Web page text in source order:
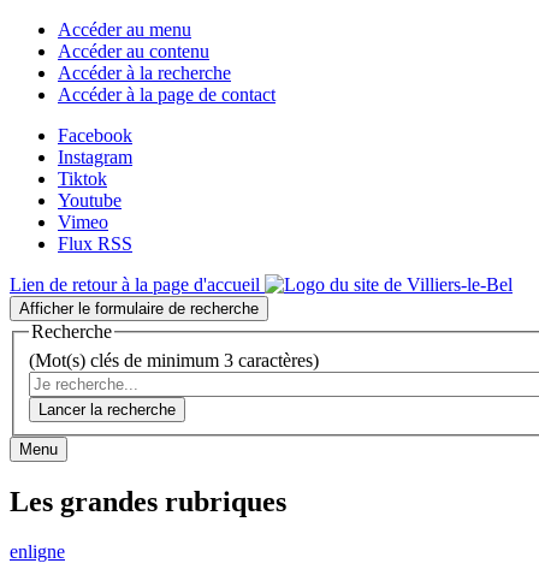
Accéder au menu
Accéder au contenu
Accéder à la recherche
Accéder à la page de contact
Facebook
Instagram
Tiktok
Youtube
Vimeo
Flux RSS
Lien de retour à la page d'accueil
Afficher le formulaire de recherche
Recherche
(Mot(s) clés de minimum 3 caractères)
Lancer la recherche
Menu
Les grandes rubriques
enligne